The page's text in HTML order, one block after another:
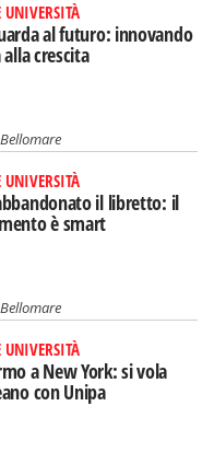
UNIVERSITÀ
al futuro: innovando
crescita
UNIVERSITÀ
il libretto: il
è smart
UNIVERSITÀ
a New York: si vola
con Unipa